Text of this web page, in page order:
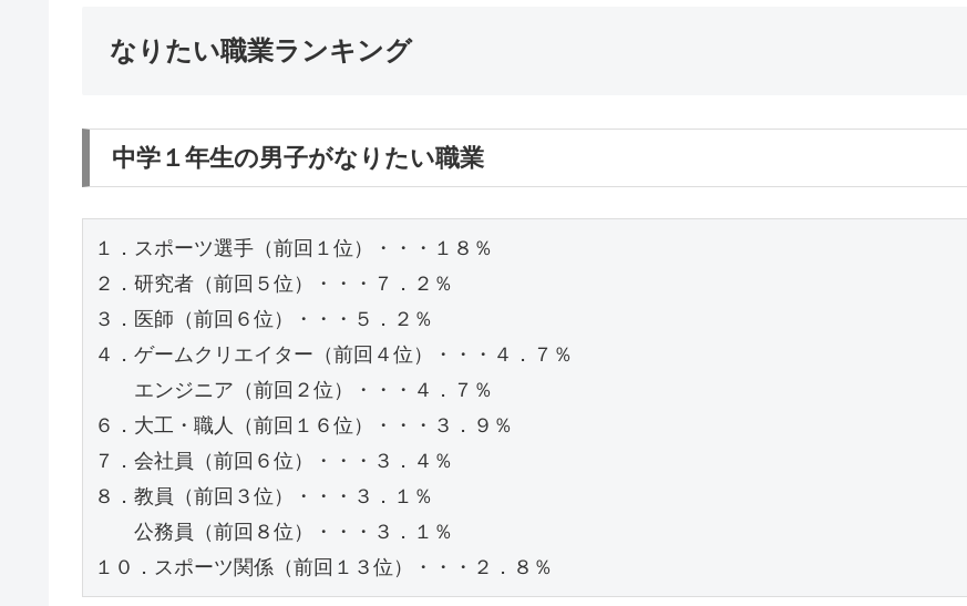
なりたい職業ランキング
中学１年生の男子がなりたい職業
１．スポーツ選手（前回１位）・・・１８％
２．研究者（前回５位）・・・７．２％
３．医師（前回６位）・・・５．２％
４．ゲームクリエイター（前回４位）・・・４．７％
エンジニア（前回２位）・・・４．７％
６．大工・職人（前回１６位）・・・３．９％
７．会社員（前回６位）・・・３．４％
８．教員（前回３位）・・・３．１％
公務員（前回８位）・・・３．１％
１０．スポーツ関係（前回１３位）・・・２．８％